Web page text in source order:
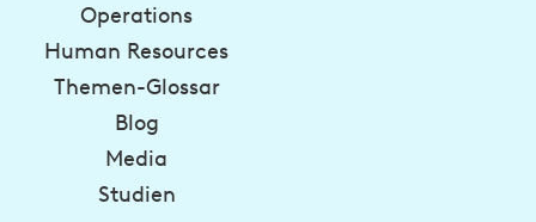
Operations
Human Resources
Themen-Glossar
Blog
Media
Studien